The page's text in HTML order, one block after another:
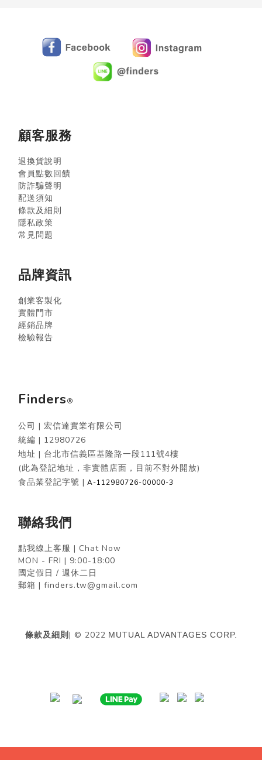
顧客服務
退換貨說明
會員點數回饋
防詐騙聲明
配送須知
條款及細則
隱私政策
常見問題
品牌資訊
創業客製化
實體門市
經銷品牌
檢驗報告
Finders®
公司 | 宏信達實業有限公司
統編 | 12980726
地址 | 台北市信義區基隆路一段111號4樓
(此為登記地址，非實體店面，目前不對外開放)
食品業登記字號 | A-112980726-00000-3
聯絡我們
點我線上客服 | Chat Now
MON - FRI | 9:00-18:00
國定假日 / 週休二日
郵箱 | finders.tw@gmail.com
條款及細則| © 2022 MUTUAL ADVANTAGES CORP.